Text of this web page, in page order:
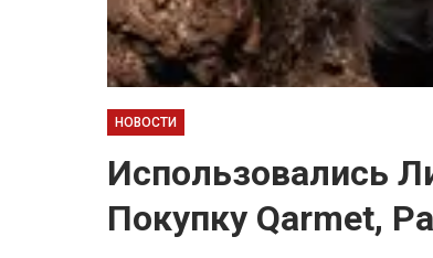
НОВОСТИ
Использовались
Покупку Qarmet,